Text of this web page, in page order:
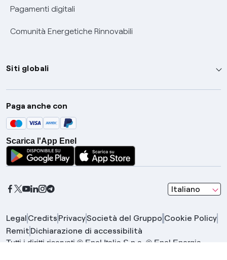
Pagamenti digitali
Comunità Energetiche Rinnovabili
Siti globali
Enel Group
Enel Green Power
Global Trading
Global Procurement
Gridspertise
Paga anche con
Scarica l'App Enel
Italiano
seleziona una
Legal Credits PrivacySocietà del Gruppo Cookie Policy
Remit Dichiarazione di accessibilità
Tutti i diritti riservati © Enel Italia S.p.a. © Enel Energia